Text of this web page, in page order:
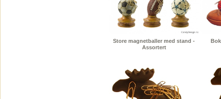
Store magnetballer med stand -
Assortert